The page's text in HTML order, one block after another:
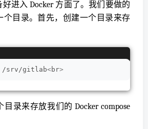
进入 Docker 方面了。我们要做的
个目录。首先，创建一个目录来存
/srv/gitlab<br>
录来存放我们的 Docker compose